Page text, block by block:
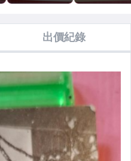
期服飾 紀念合影
立臺灣大學土
片 照相機 現況
賣)J 660
出價紀錄